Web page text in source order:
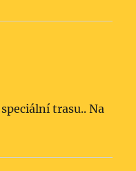
trasu.. Na